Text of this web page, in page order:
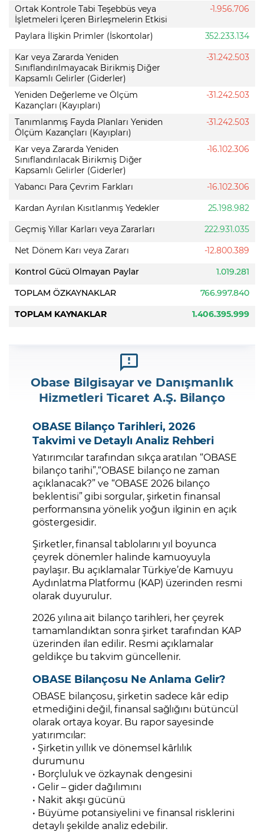
Ortak Kontrole Tabi Teşebbüs veya
İşletmeleri İçeren Birleşmelerin Etkisi
-1.956.706
Paylara İlişkin Primler (İskontolar)
352.233.134
Kar veya Zararda Yeniden
Sınıflandırılmayacak Birikmiş Diğer
Kapsamlı Gelirler (Giderler)
-31.242.503
Yeniden Değerleme ve Ölçüm
Kazançları (Kayıpları)
-31.242.503
Tanımlanmış Fayda Planları Yeniden
Ölçüm Kazançları (Kayıpları)
-31.242.503
Kar veya Zararda Yeniden
Sınıflandırılacak Birikmiş Diğer
Kapsamlı Gelirler (Giderler)
-16.102.306
Yabancı Para Çevrim Farkları
-16.102.306
Kardan Ayrılan Kısıtlanmış Yedekler
25.198.982
Geçmiş Yıllar Karları veya Zararları
222.931.035
Net Dönem Karı veya Zararı
-12.800.389
Kontrol Gücü Olmayan Paylar
1.019.281
TOPLAM ÖZKAYNAKLAR
766.997.840
TOPLAM KAYNAKLAR
1.406.395.999
Obase Bilgisayar ve Danışmanlık
Hizmetleri Ticaret A.Ş. Bilanço
OBASE Bilanço Tarihleri, 2026
Takvimi ve Detaylı Analiz Rehberi
Yatırımcılar tarafından sıkça aratılan “OBASE
bilanço tarihi”,“OBASE bilanço ne zaman
açıklanacak?” ve “OBASE 2026 bilanço
beklentisi” gibi sorgular, şirketin finansal
performansına yönelik yoğun ilginin en açık
göstergesidir.
Şirketler, finansal tablolarını yıl boyunca
çeyrek dönemler halinde kamuoyuyla
paylaşır. Bu açıklamalar Türkiye’de Kamuyu
Aydınlatma Platformu (KAP) üzerinden resmi
olarak duyurulur.
2026 yılına ait bilanço tarihleri, her çeyrek
tamamlandıktan sonra şirket tarafından KAP
üzerinden ilan edilir. Resmi açıklamalar
geldikçe bu takvim güncellenir.
OBASE Bilançosu Ne Anlama Gelir?
OBASE bilançosu, şirketin sadece kâr edip
etmediğini değil, finansal sağlığını bütüncül
olarak ortaya koyar. Bu rapor sayesinde
yatırımcılar:
• Şirketin yıllık ve dönemsel kârlılık
durumunu
• Borçluluk ve özkaynak dengesini
• Gelir – gider dağılımını
• Nakit akışı gücünü
• Büyüme potansiyelini ve finansal risklerini
detaylı şekilde analiz edebilir.